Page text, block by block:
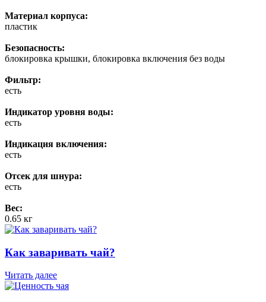
Материал корпуса:
пластик
Безопасность:
блокировка крышки, блокировка включения без воды
Фильтр:
есть
Индикатор уровня воды:
есть
Индикация включения:
есть
Отсек для шнура:
есть
Вес:
0.65 кг
Как заваривать чай?
Читать далее